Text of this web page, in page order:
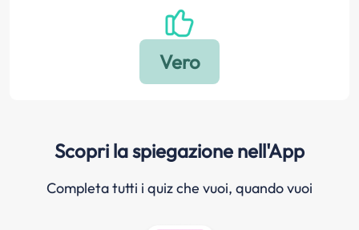
Scopri la spiegazione nell'App
Completa tutti i quiz che vuoi, quando vuoi